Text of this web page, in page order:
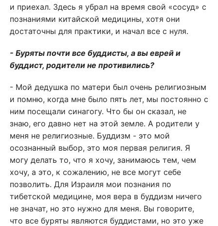
и приехал. Здесь я убрал на время свой «сосуд» с
познаниями китайской медицины, хотя они
достаточны для практики, и начал все с нуля.
- Буряты почти все буддисты, а вы еврей и
буддист, родители не противились?
- Мой дедушка по матери был очень религиозным
и помню, когда мне было пять лет, мы постоянно с
ним посещали синагогу. Что бы он сказал, не
знаю, его давно нет на этой земле. А родители у
меня не религиозные. Буддизм - это мой
осознанный выбор, это моя первая религия. Я
могу делать то, что я хочу, занимаюсь тем, чем
хочу, а это, к сожалению, не все могут себе
позволить. Для Израиля мои познания по
тибетской медицине, моя вера в буддизм ничего
не значат, но это нужно для меня. Вы говорите,
что все буряты являются буддистами, но это уже